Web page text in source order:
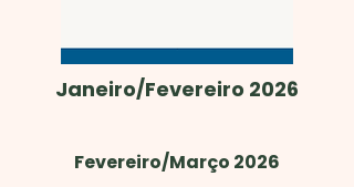
Janeiro/Fevereiro 2026
Fevereiro/Março 2026